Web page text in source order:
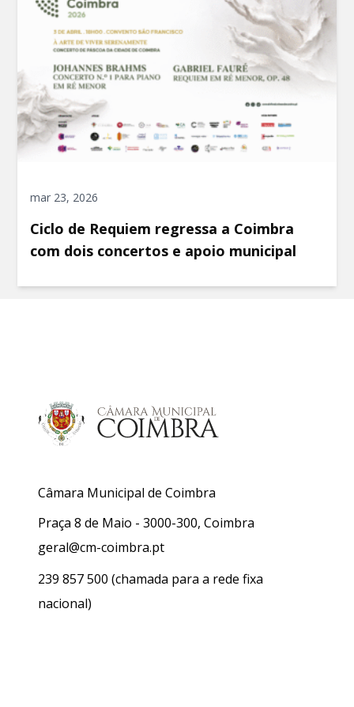
mar 23, 2026
Ciclo de Requiem regressa a Coimbra
com dois concertos e apoio municipal
Câmara Municipal de Coimbra
Praça 8 de Maio - 3000-300, Coimbra
geral@cm-coimbra.pt
239 857 500 (chamada para a rede fixa
nacional)